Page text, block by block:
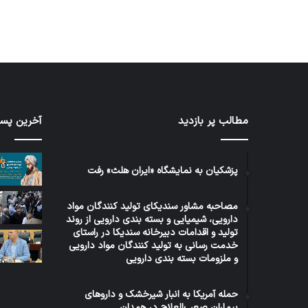
مطالب پر بازدید
پزشکیان به نمایشگاه «ایران هلث» رفت
مصاحبه مشاور سندیکای تولید کنندگان مواد
دارویی، شیمیایی و بسته بندی دارویی از روند
تولید و اقدامات دبیرخانه سندیکا در راستای
خدمت رسانی به تولید کنندگان مواد دارویی
و ملزومات بسته بندی دارویی
حمله آمریکا به انبار شیرخشک و داروهای
آخرین
برنامه
دولت
عراق
حوزه
سلامت
1 هفته پیش
برنامه ۵ ساله دولت عراق در حوزه
سلامت
دکتر
مدیر
سابق
روابط
وزارت
5 روز پیش